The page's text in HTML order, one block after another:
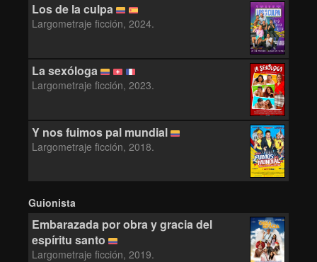
Los de la culpa
Largometraje ficción, 2024.
La sexóloga
Largometraje ficción, 2023.
Y nos fuimos pal mundial
Largometraje ficción, 2018.
Guionista
Embarazada por obra y gracia del
espíritu santo
Largometraje ficción, 2019.